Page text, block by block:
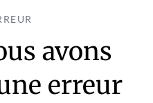
avons
erreur